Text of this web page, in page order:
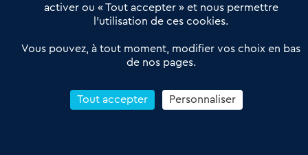
Réseau 3C : un partenaire national dédié aux transactions
Petitscommerces : Un partenariat au service du commerce de
proximité et des territoires
Reprendre un Restaurant Rapide
activer ou « Tout accepter » et nous permettre
l’utilisation de ces cookies.
Vous pouvez, à tout moment, modifier vos choix en bas
de nos pages.
Tout accepter Personnaliser